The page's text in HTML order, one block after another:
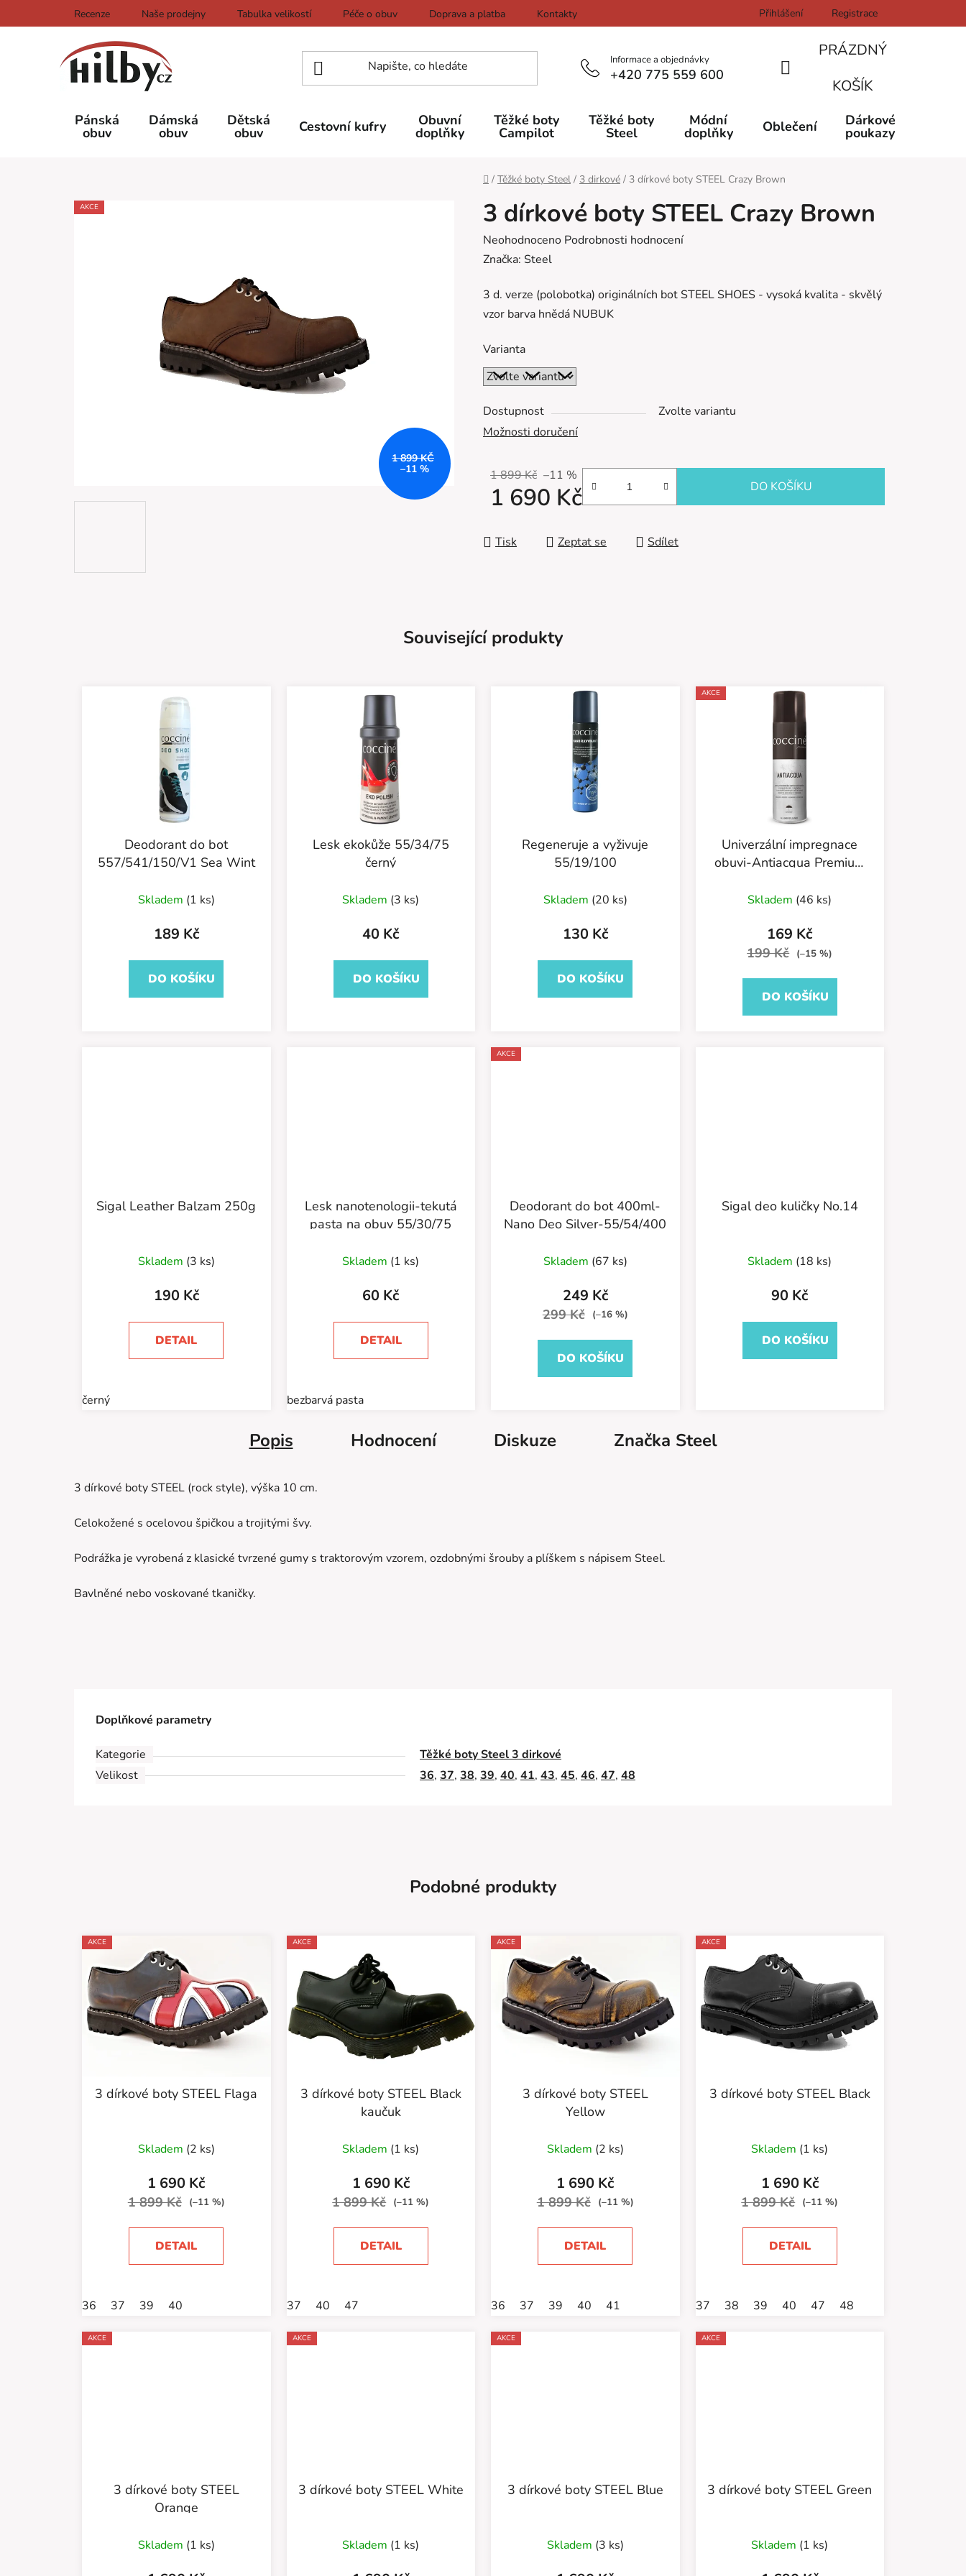
na
Recenze Naše prodejny Tabulka velikostí Péče o obuv Doprava a platba Kontakty Přihlášení Registrace
Informace a objednávky
+420 775 559 600
NÁKUPNÍ
KOŠÍK
PRÁZDNÝ
KOŠÍK
Pánská
obuv
Dámská
obuv
Dětská
obuv Cestovní kufry Obuvní
doplňky
Těžké boty
Campilot
Těžké boty
Steel
Módní
doplňky Oblečení Dárkové
poukazy
Domů
/ Těžké boty Steel / 3 dirkové / 3 dírkové boty STEEL Crazy Brown
3 dírkové boty STEEL Crazy Brown
Průměrné
hodnocení
je
0,0
5
hvězdiček.
Neohodnoceno Podrobnosti hodnocení
Značka: Steel
3 d. verze (polobotka) originálních bot STEEL SHOES - vysoká kvalita - skvělý
vzor barva hnědá NUBUK
Varianta
Dostupnost
Zvolte variantu
Možnosti doručení
1 899 Kč –11 %
1 690 Kč DO KOŠÍKU
Tisk Zeptat se Sdílet
AKCE
1 899 KČ
–11 %
Související produkty
Deodorant do bot
557/541/150/V1 Sea Wint
Skladem (1 ks)
189 Kč
DO KOŠÍKU
Lesk ekokůže 55/34/75
černý
Skladem (3 ks)
40 Kč
DO KOŠÍKU
Regeneruje a vyživuje
55/19/100
Skladem (20 ks)
130 Kč
DO KOŠÍKU
AKCE
Univerzální impregnace
obuvi-Antiacqua Premium
Skladem (46 ks)
169 Kč
199 Kč (–15 %)
DO KOŠÍKU
Sigal Leather Balzam 250g
Skladem (3 ks)
190 Kč
DETAIL
černý
Lesk nanotenologii-tekutá
pasta na obuv 55/30/75
Skladem (1 ks)
60 Kč
DETAIL
bezbarvá pasta
AKCE
Deodorant do bot 400ml-
Nano Deo Silver-55/54/400
hodnocení
produktu
je
5
Skladem (67 ks)
249 Kč
299 Kč (–16 %)
DO KOŠÍKU
Sigal deo kuličky No.14
Skladem (18 ks)
90 Kč
DO KOŠÍKU
Popis Hodnocení Diskuze Značka Steel
3 dírkové boty STEEL (rock style), výška 10 cm.
Celokožené s ocelovou špičkou a trojitými švy.
Podrážka je vyrobená z klasické tvrzené gumy s traktorovým vzorem, ozdobnými šrouby a plíškem s nápisem Steel.
Bavlněné nebo voskované tkaničky.
Doplňkové parametry
Kategorie
Těžké boty Steel 3 dirkové
Velikost
36, 37, 38, 39, 40, 41, 43, 45, 46, 47, 48
Podobné produkty
AKCE
3 dírkové boty STEEL Flaga
Skladem (2 ks)
1 690 Kč
1 899 Kč (–11 %)
DETAIL
36 37 39 40
AKCE
3 dírkové boty STEEL Black
kaučuk
Skladem (1 ks)
1 690 Kč
1 899 Kč (–11 %)
DETAIL
37 40 47
AKCE
3 dírkové boty STEEL
Yellow
Skladem (2 ks)
1 690 Kč
1 899 Kč (–11 %)
DETAIL
36 37 39 40 41
AKCE
3 dírkové boty STEEL Black
hodnocení
produktu
je
5
Skladem (1 ks)
1 690 Kč
1 899 Kč (–11 %)
DETAIL
37 38 39 40 47 48
AKCE
3 dírkové boty STEEL
Orange
Skladem (1 ks)
AKCE
3 dírkové boty STEEL White
hodnocení
produktu
Skladem (1 ks)
AKCE
3 dírkové boty STEEL Blue
Skladem (3 ks)
AKCE
3 dírkové boty STEEL Green
Skladem (1 ks)